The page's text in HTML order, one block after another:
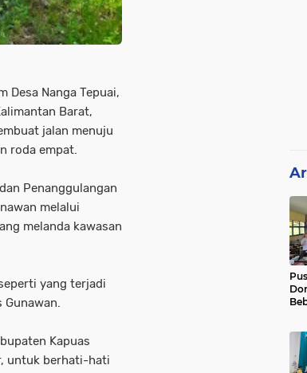
Desa Nanga Tepuai,
Barat,
jalan menuju
roda empat.
Penanggulangan
melalui
melanda kawasan
yang terjadi
Kapuas
untuk berhati-hati